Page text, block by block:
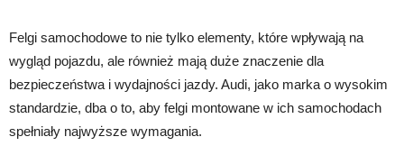
Felgi samochodowe to nie tylko elementy, które wpływają na
wygląd pojazdu, ale również mają duże znaczenie dla
bezpieczeństwa i wydajności jazdy. Audi, jako marka o wysokim
standardzie, dba o to, aby felgi montowane w ich samochodach
spełniały najwyższe wymagania.